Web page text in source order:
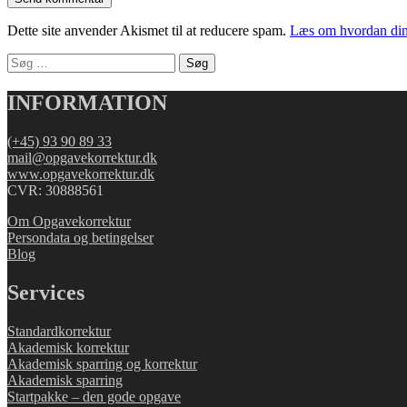
Dette site anvender Akismet til at reducere spam. Læs om hvordan
Søg
efter:
INFORMATION
(+45) 93 90 89 33
mail@opgavekorrektur.dk
www.opgavekorrektur.dk
CVR: 30888561
Om Opgavekorrektur
Persondata og betingelser
Blog
Services
Standardkorrektur
Akademisk korrektur
Akademisk sparring og korrektur
Akademisk sparring
Startpakke – den gode opgave